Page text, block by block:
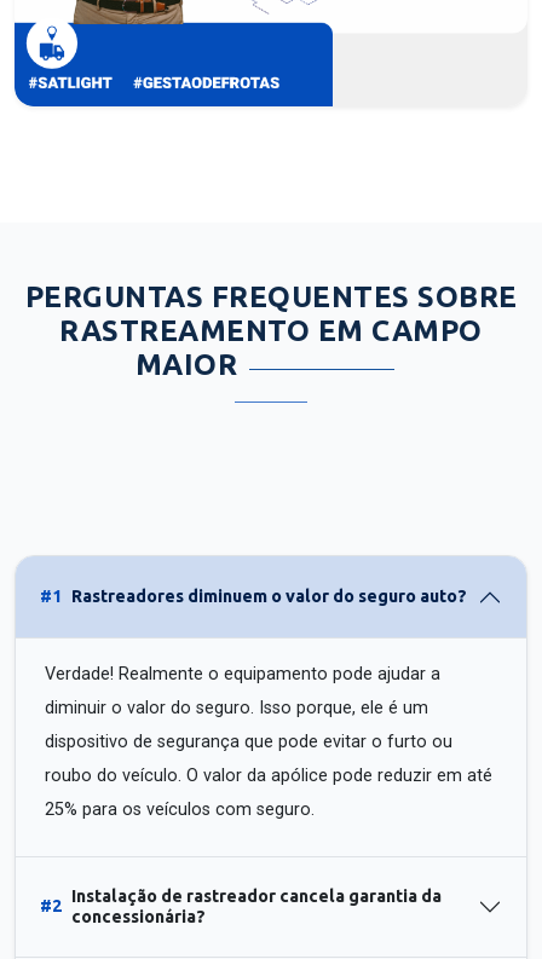
PERGUNTAS FREQUENTES SOBRE
RASTREAMENTO EM CAMPO
MAIOR
#1 Rastreadores diminuem o valor do seguro auto?
Verdade! Realmente o equipamento pode ajudar a
diminuir o valor do seguro. Isso porque, ele é um
dispositivo de segurança que pode evitar o furto ou
roubo do veículo. O valor da apólice pode reduzir em até
25% para os veículos com seguro.
#2
Instalação de rastreador cancela garantia da
concessionária?